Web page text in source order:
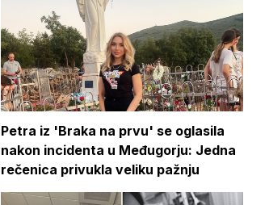
Petra iz 'Braka na prvu' se oglasila
nakon incidenta u Međugorju: Jedna
rečenica privukla veliku pažnju